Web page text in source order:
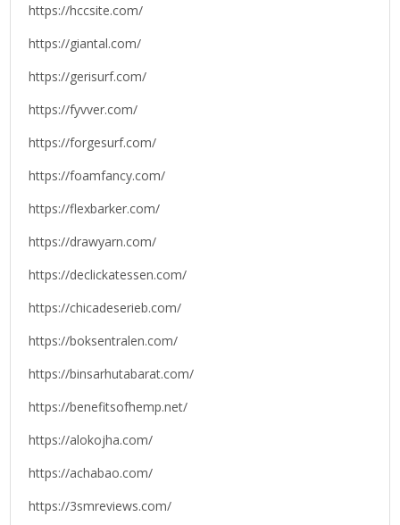
https://hccsite.com/
https://giantal.com/
https://gerisurf.com/
https://fyvver.com/
https://forgesurf.com/
https://foamfancy.com/
https://flexbarker.com/
https://drawyarn.com/
https://declickatessen.com/
https://chicadeserieb.com/
https://boksentralen.com/
https://binsarhutabarat.com/
https://benefitsofhemp.net/
https://alokojha.com/
https://achabao.com/
https://3smreviews.com/